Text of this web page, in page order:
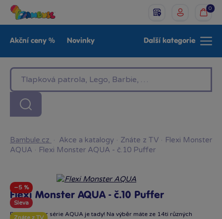
0
Akční ceny % Novinky
LEGO®
Baby Značky
Další kategorie
Bambule.cz · Akce a katalogy · Znáte z TV · Flexi Monster
AQUA · Flexi Monster AQUA - č.10 Puffer
−5 %
Sleva
Flexi Monster AQUA - č.10 Puffer
Flexi Monster série AQUA je tady! Na výběr máte ze 14ti různých